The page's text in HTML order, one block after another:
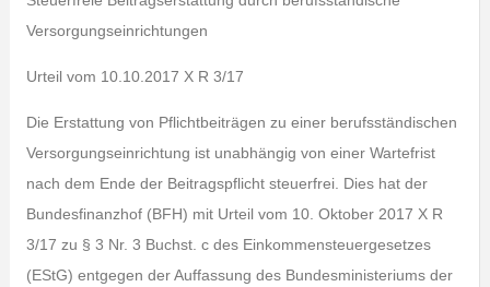
Versorgungseinrichtungen
Urteil vom 10.10.2017 X R 3/17
Die Erstattung von Pflichtbeiträgen zu einer berufsständischen
Versorgungseinrichtung ist unabhängig von einer Wartefrist
nach dem Ende der Beitragspflicht steuerfrei. Dies hat der
Bundesfinanzhof (BFH) mit Urteil vom 10. Oktober 2017 X R
3/17 zu § 3 Nr. 3 Buchst. c des Einkommensteuergesetzes
(EStG) entgegen der Auffassung des Bundesministeriums der